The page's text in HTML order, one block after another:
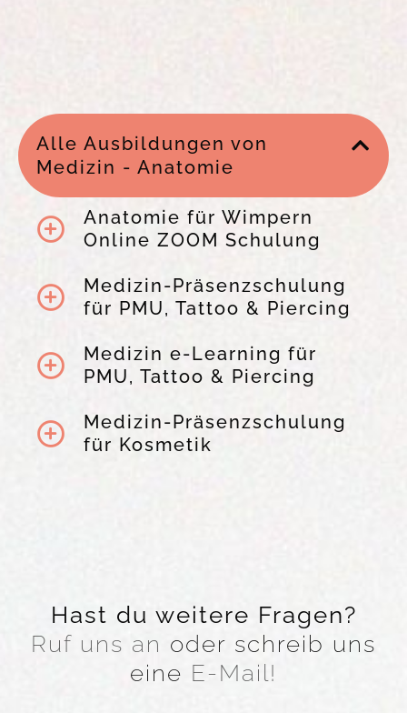
Alle Ausbildungen von
Medizin - Anatomie
Anatomie für Wimpern
Online ZOOM Schulung
Medizin-Präsenzschulung
für PMU, Tattoo & Piercing
Medizin e-Learning für
PMU, Tattoo & Piercing
Medizin-Präsenzschulung
für Kosmetik
Hast du weitere Fragen?
Ruf uns an oder schreib uns
eine E-Mail!